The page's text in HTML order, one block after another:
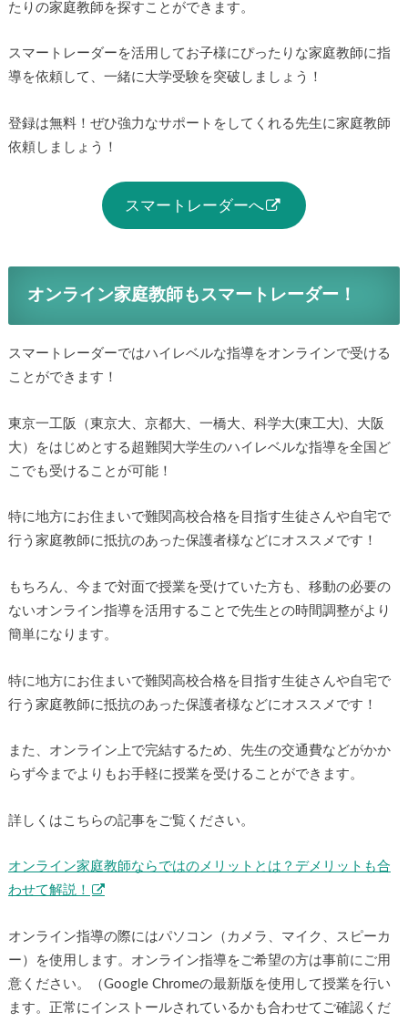
たりの家庭教師を探すことができます。
スマートレーダーを活用してお子様にぴったりな家庭教師に指
導を依頼して、一緒に大学受験を突破しましょう！
登録は無料！ぜひ強力なサポートをしてくれる先生に家庭教師
依頼しましょう！
スマートレーダーへ
オンライン家庭教師もスマートレーダー！
スマートレーダーではハイレベルな指導をオンラインで受ける
ことができます！
東京一工阪（東京大、京都大、一橋大、科学大(東工大)、大阪
大）をはじめとする超難関大学生のハイレベルな指導を全国ど
こでも受けることが可能！
特に地方にお住まいで難関高校合格を目指す生徒さんや自宅で
行う家庭教師に抵抗のあった保護者様などにオススメです！
もちろん、今まで対面で授業を受けていた方も、移動の必要の
ないオンライン指導を活用することで先生との時間調整がより
簡単になります。
特に地方にお住まいで難関高校合格を目指す生徒さんや自宅で
行う家庭教師に抵抗のあった保護者様などにオススメです！
また、オンライン上で完結するため、先生の交通費などがかか
らず今までよりもお手軽に授業を受けることができます。
詳しくはこちらの記事をご覧ください。
オンライン家庭教師ならではのメリットとは？デメリットも合
わせて解説！
オンライン指導の際にはパソコン（カメラ、マイク、スピーカ
ー）を使用します。オンライン指導をご希望の方は事前にご用
意ください。（Google Chromeの最新版を使用して授業を行い
ます。正常にインストールされているかも合わせてご確認くだ